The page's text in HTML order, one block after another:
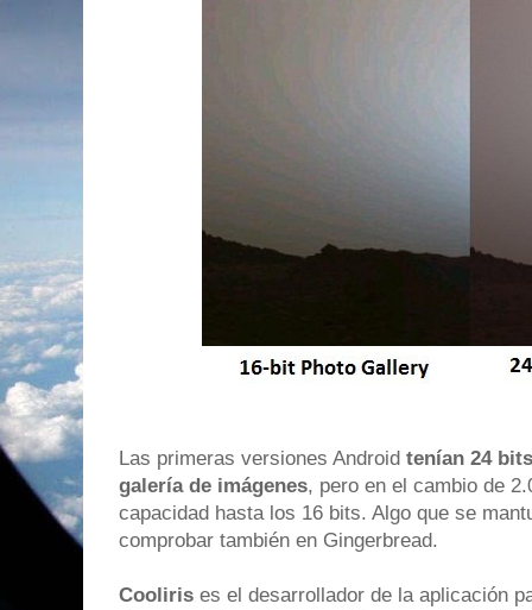
Las primeras versiones Android tenían 24
galería de imágenes, pero en el cambio de
capacidad hasta los 16 bits. Algo que se
comprobar también en Gingerbread.
Cooliris es el desarrollador de la aplicación